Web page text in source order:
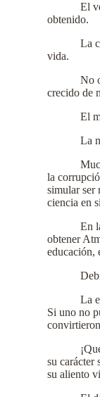
El
obtenido.
La
vida.
No
crecido de
El
La
la
simular ser
ciencia en
En
obtener
educación,
La
Si uno no
su carácter
su aliento